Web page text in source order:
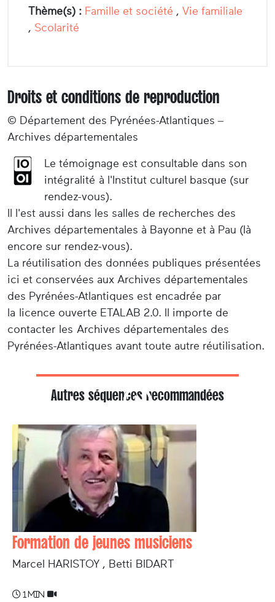
Thème(s) : Famille et société , Vie familiale
, Scolarité
Droits et conditions de reproduction
© Département des Pyrénées-Atlantiques –
Archives départementales
Le témoignage est consultable dans son
intégralité à l'Institut culturel basque (sur
rendez-vous).
Il l'est aussi dans les salles de recherches des
Archives départementales à Bayonne et à Pau (là
encore sur rendez-vous).
La réutilisation des données publiques présentées
ici et conservées aux Archives départementales
des Pyrénées-Atlantiques est encadrée par
la licence ouverte ETALAB 2.0. Il importe de
contacter les Archives départementales des
Pyrénées-Atlantiques avant toute autre réutilisation.
Autres séquences recommandées
Formation de jeunes musiciens
Marcel HARISTOY , Betti BIDART
1 min